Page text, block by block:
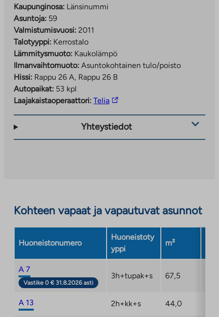
Kaupunginosa: Länsinummi
Asuntoja: 59
Valmistumisvuosi: 2011
Talotyyppi: Kerrostalo
Lämmitysmuoto: Kaukolämpö
Ilmanvaihtomuoto: Asuntokohtainen tulo/poisto
Hissi: Rappu 26 A, Rappu 26 B
Autopaikat: 53 kpl
Laajakaistaoperaattori: TeliaLinkki
ulkopuoliseen
Yhteystiedot
Kohteen vapaat ja vapautuvat asunnot
Huoneistonumero
Huoneistoty
yppi
m²
A 7
Vastike 0 € 31.8.2026 asti
3h+tupak+s 67,5
A 13 2h+kk+s 44,0